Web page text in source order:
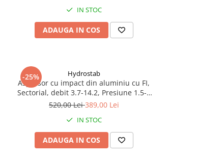
IN STOC
ADAUGA IN COS
-25% Hydrostab
Aspersor cu impact din aluminiu cu FI,
Sectorial, debit 3.7-14.2, Presiune 1.5-5
bar
520,00 Lei389,00 Lei
IN STOC
ADAUGA IN COS